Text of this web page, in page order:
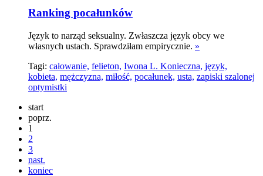
Ranking pocałunków
Język to narząd seksualny. Zwłaszcza język obcy we
własnych ustach. Sprawdziłam empirycznie. »
Tagi: całowanie, felieton, Iwona L. Konieczna, język,
kobieta, mężczyzna, miłość, pocałunek, usta, zapiski szalonej
optymistki
start
poprz.
1
2
3
nast.
koniec